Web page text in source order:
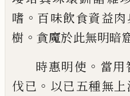
嗜 。 百味飲食資益肉
樹 。 貪魔於此無明暗
時惠明使 。 當用
伐已 。 以已五種無